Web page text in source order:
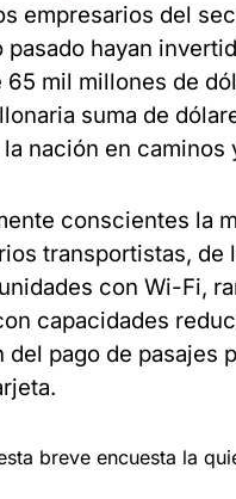
empresarios del
pasado hayan
65 mil millones de
suma de
nación en caminos
conscientes la
transportistas, de
con Wi-Fi,
capacidades
del pago de pasajes
breve encuesta la